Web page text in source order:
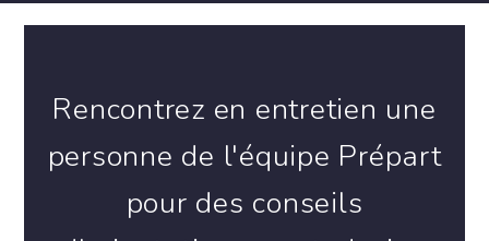
Rencontrez en entretien une
personne de l'équipe Prépart
pour des conseils